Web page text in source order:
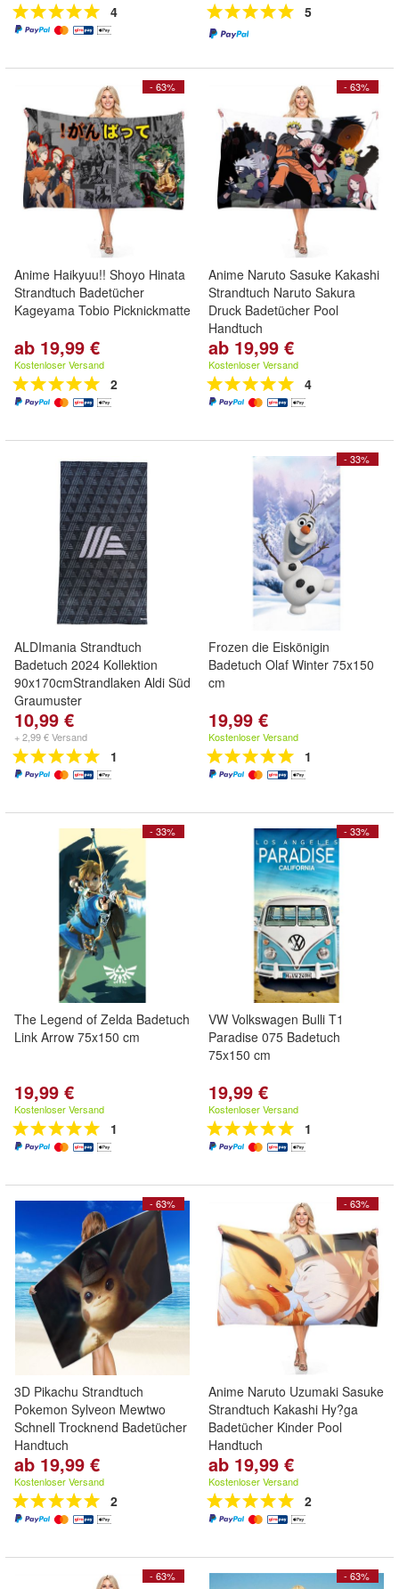
4 5
- 63%
Anime Haikyuu!! Shoyo Hinata
Strandtuch Badetücher
Kageyama Tobio Picknickmatte
ab 19,99 €
Kostenloser Versand
2
- 63%
Anime Naruto Sasuke Kakashi
Strandtuch Naruto Sakura
Druck Badetücher Pool
Handtuch
ab 19,99 €
Kostenloser Versand
4
ALDImania Strandtuch
Badetuch 2024 Kollektion
90x170cmStrandlaken Aldi Süd
Graumuster
10,99 €
+ 2,99 € Versand
1
- 33%
Frozen die Eiskönigin
Badetuch Olaf Winter 75x150
cm
19,99 €
Kostenloser Versand
1
- 33%
The Legend of Zelda Badetuch
Link Arrow 75x150 cm
19,99 €
Kostenloser Versand
1
- 33%
VW Volkswagen Bulli T1
Paradise 075 Badetuch
75x150 cm
19,99 €
Kostenloser Versand
1
- 63%
3D Pikachu Strandtuch
Pokemon Sylveon Mewtwo
Schnell Trocknend Badetücher
Handtuch
ab 19,99 €
Kostenloser Versand
2
- 63%
Anime Naruto Uzumaki Sasuke
Strandtuch Kakashi Hy?ga
Badetücher Kinder Pool
Handtuch
ab 19,99 €
Kostenloser Versand
2
- 63% - 63%